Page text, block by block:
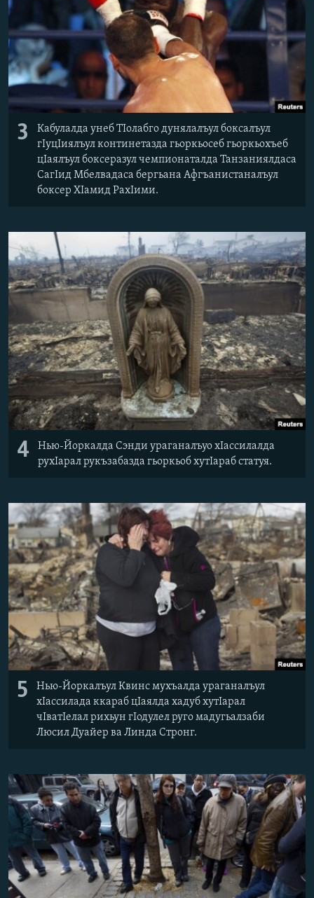
3
Кабулалда унеб ТІолабго дунялалъул боксалъул
гІуцІиялъул континетазда гьоркьосеб гьоркьохъеб
цІаялъул боксеразул чемпионаталда Танзаниялдаса
СагІид Мбелвадаса бергьана Афгъанистаналъул
боксер ХІамид РахІими.
4
Нью-Йоркалда Сэнди ураганалъуо хІассилалда
рухІарал рукъзабазда гьоркьоб хутІараб статуя.
5
Нью-Йоркалъул Квинс мухъалда ураганалъул
хІассилада ккараб цІаялда хадуб хутІарал
чІватІелал рихьун гІодулел руго мадугьалзаби
Люсил Дуайер ва Линда Стронг.